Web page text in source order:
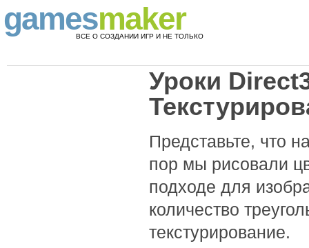
gamesmaker
ВСЕ О СОЗДАНИИ ИГР И НЕ ТОЛЬКО
Уроки
Представьте, что
пор мы рисовали
подходе для
количество
текстурирование.